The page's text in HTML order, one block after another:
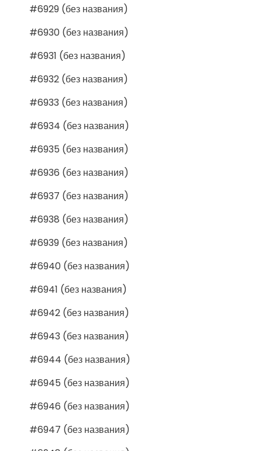
#6929 (без названия)
#6930 (без названия)
#6931 (без названия)
#6932 (без названия)
#6933 (без названия)
#6934 (без названия)
#6935 (без названия)
#6936 (без названия)
#6937 (без названия)
#6938 (без названия)
#6939 (без названия)
#6940 (без названия)
#6941 (без названия)
#6942 (без названия)
#6943 (без названия)
#6944 (без названия)
#6945 (без названия)
#6946 (без названия)
#6947 (без названия)